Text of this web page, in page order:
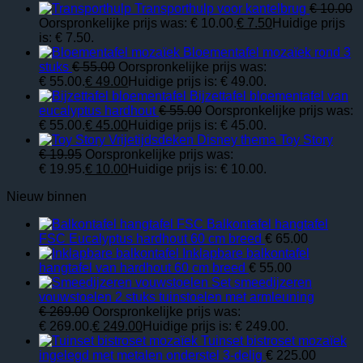
Transporthulp voor kantelbrug €10.00
Oorspronkelijke prijs was: € 10.00.€ 7.50 Huidige prijs
is: € 7.50.
Bloementafel mozaïek rond 3
stuks €55.00 Oorspronkelijke prijs was:
€ 55.00.€ 49.00 Huidige prijs is: € 49.00.
Bijzettafel bloementafel van
eucalyptus hardhout €55.00 Oorspronkelijke prijs was:
€ 55.00.€ 45.00 Huidige prijs is: € 45.00.
Vrijetijdsdeken Disney thema Toy Story
€19.95 Oorspronkelijke prijs was:
€ 19.95.€ 10.00 Huidige prijs is: € 10.00.
Nieuw binnen
Balkontafel hangtafel
FSC Eucalyptus hardhout 60 cm breed € 65.00
Inklapbare balkontafel
hangtafel van hardhout 60 cm breed € 55.00
Set smeedijzeren
vouwstoelen 2 stuks tuinstoelen met armleuning
€269.00 Oorspronkelijke prijs was:
€ 269.00.€ 249.00 Huidige prijs is: € 249.00.
Tuinset bistroset mozaïek
ingelegd met metalen onderstel 3-delig € 225.00